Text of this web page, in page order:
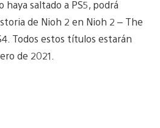
haya saltado a PS5, podrá
de Nioh 2 en Nioh 2 – The
Todos estos títulos estarán
de 2021.